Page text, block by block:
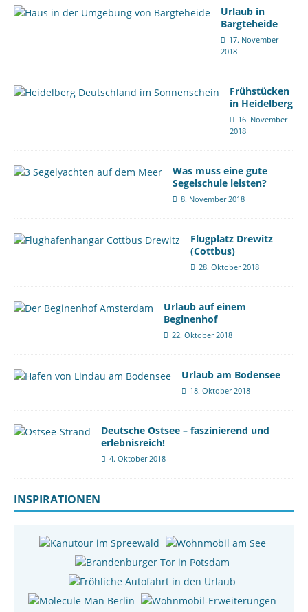
Urlaub in
Bargteheide
17. November
2018
Frühstücken
in Heidelberg
16. November
2018
Was muss eine gute
Segelschule leisten?
8. November 2018
Flugplatz Drewitz
(Cottbus)
28. Oktober 2018
Urlaub auf einem
Beginenhof
22. Oktober 2018
Urlaub am Bodensee
18. Oktober 2018
Deutsche Ostsee – faszinierend und
erlebnisreich!
4. Oktober 2018
INSPIRATIONEN